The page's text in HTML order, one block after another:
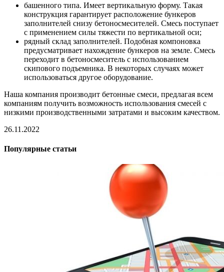
башенного типа. Имеет вертикальную форму. Такая
конструкция гарантирует расположение бункеров
заполнителей снизу бетоносмесителей. Смесь поступает
с применением силы тяжести по вертикальной оси;
рядный склад заполнителей. Подобная компоновка
предусматривает нахождение бункеров на земле. Смесь
переходит в бетоносмеситель с использованием
скипового подъемника. В некоторых случаях может
использоваться другое оборудование.
Наша компания производит бетонные смеси, предлагая всем
компаниям получить возможность использования смесей с
низкими производственными затратами и высоким качеством.
26.11.2022
Популярные статьи